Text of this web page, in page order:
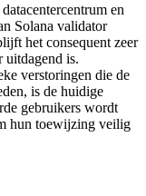
en
Solana validator
het consequent zeer
uitdagend is.
verstoringen die de
is de huidige
gebruikers wordt
hun toewijzing veilig